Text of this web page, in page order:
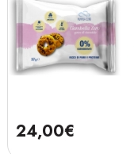
24,00€